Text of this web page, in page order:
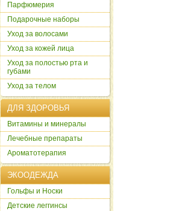
Парфюмерия
Подарочные наборы
Уход за волосами
Уход за кожей лица
Уход за полостью рта и
губами
Уход за телом
ДЛЯ ЗДОРОВЬЯ
Витамины и минералы
Лечебные препараты
Ароматотерапия
ЭКООДЕЖДА
Гольфы и Носки
Детские леггинсы